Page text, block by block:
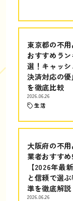
東京都の不
おすすめラ
選！キャッ
決済対応の
を徹底比較
2026.06.26
生活
大阪府の不
業者おすすめ
【2026年最
と信頼で選
準を徹底解説
2026.06.26